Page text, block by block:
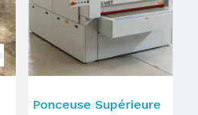
Ponceuse Supérieure